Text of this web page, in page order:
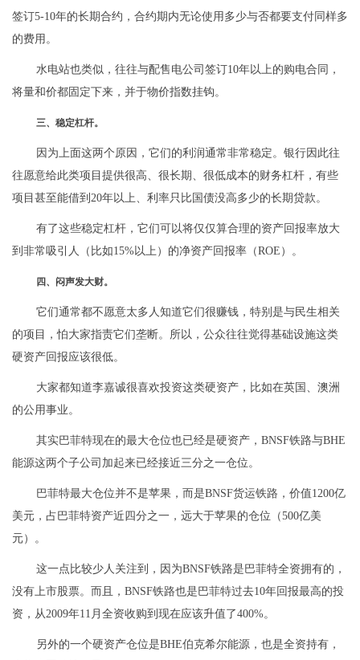
签订5-10年的长期合约，合约期内无论使用多少与否都要支付同样多
的费用。
水电站也类似，往往与配售电公司签订10年以上的购电合同，
将量和价都固定下来，并于物价指数挂钩。
三、稳定杠杆。
因为上面这两个原因，它们的利润通常非常稳定。银行因此往
往愿意给此类项目提供很高、很长期、很低成本的财务杠杆，有些
项目甚至能借到20年以上、利率只比国债没高多少的长期贷款。
有了这些稳定杠杆，它们可以将仅仅算合理的资产回报率放大
到非常吸引人（比如15%以上）的净资产回报率（ROE）。
四、闷声发大财。
它们通常都不愿意太多人知道它们很赚钱，特别是与民生相关
的项目，怕大家指责它们垄断。所以，公众往往觉得基础设施这类
硬资产回报应该很低。
大家都知道李嘉诚很喜欢投资这类硬资产，比如在英国、澳洲
的公用事业。
其实巴菲特现在的最大仓位也已经是硬资产，BNSF铁路与BHE
能源这两个子公司加起来已经接近三分之一仓位。
巴菲特最大仓位并不是苹果，而是BNSF货运铁路，价值1200亿
美元，占巴菲特资产近四分之一，远大于苹果的仓位（500亿美
元）。
这一点比较少人关注到，因为BNSF铁路是巴菲特全资拥有的，
没有上市股票。而且，BNSF铁路也是巴菲特过去10年回报最高的投
资，从2009年11月全资收购到现在应该升值了400%。
另外的一个硬资产仓位是BHE伯克希尔能源，也是全资持有，